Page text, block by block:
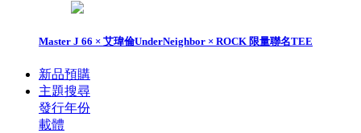
Master J 66 × 艾瑋倫UnderNeighbor × ROCK 限量聯名TEE
新品預購
主題搜尋
發行年份
載體